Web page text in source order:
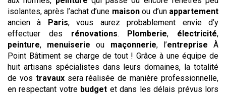
isolantes, après l’achat d’une maisonou d’un appartement
ancien à
Paris, vous aurez probablement envie d’y
effectuer des rénovations. Plomberie, électricité,
peinture, menuiserie ou maçonnerie, l’entreprise À
Point Bâtiment se charge de tout ! Grâce à une équipe de
huit artisans spécialistes dans leurs domaines, la totalité
de vos travauxsera réalisée de manière professionnelle,
en respectant votre budget et dans les délais prévus lors